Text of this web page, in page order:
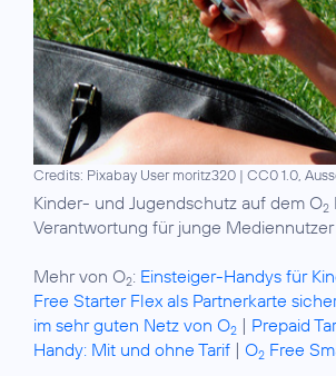
Credits: Pixabay User moritz320 | CC0 1.0,
Kinder- und Jugendschutz auf dem O2
Verantwortung für junge Mediennutzer
Mehr von O2: Einsteiger-Handys für
Free Starter Flex als Partnerkarte
im sehr guten Netz von O2 | Prepaid
Handy: Mit und ohne Tarif | O2 Free